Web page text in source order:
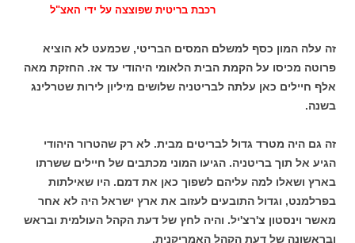
רכבת בריטית שפוצצה על ידי האצ"ל
זה עלה המון כסף למשלם המסים הבריטי, שכמעט לא הוציא
פרוטה מכיסו על הקמת הבית הלאומי היהודי עד אז. החזקת מאה
אלף חיילים כאן עלתה לבריטניה שלושים מיליון לירות שטרלינג
בשנה.
זה גם היה מטרד גדול לבריטים מבית. לא רק שהטרור היהודי
הגיע אל תוך בריטניה. הגיעו המוני מכתבים של חיילים ששרתו
בארץ ושאלו למה עליהם לשפוך כאן את דמם. היו שאילתות
בפרלמנט, וגדול התובעים לעזוב את ארץ ישראל היה לא אחר
מאשר וינסטון צ'רצ'יל. והיה לחץ של דעת הקהל העולמית ובראש
ובראשונה של דעת הקהל האמריקנית.